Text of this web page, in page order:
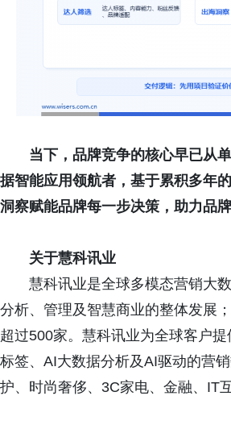
当下，品牌竞争的核心早已从
据智能应用领航者，基于累积多年
洞察赋能品牌每一步决策，助力品
关于慧科讯业
慧科讯业是全球多模态营销大
分析、管理及智慧商业的整体发展
超过500家。慧科讯业为全球客户
标签、AI大数据分析及AI驱动的营
护、时尚奢侈、3C家电、金融、IT